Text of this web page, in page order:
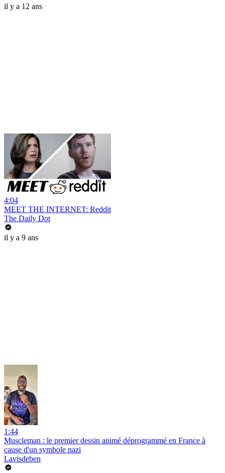
il y a 12 ans
4:04
MEET THE INTERNET: Reddit
The Daily Dot
il y a 9 ans
1:44
Muscleman : le premier dessin animé déprogrammé en France à
cause d'un symbole nazi
Lavisdeben